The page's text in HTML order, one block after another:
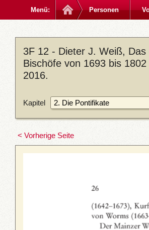
Menü: Personen
3F 12 - Dieter J. Weiß,
Bischöfe von 1693 bis
2016.
Kapitel
< Vorherige Seite